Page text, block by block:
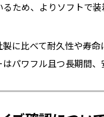
ため、よりソフトで
に比べて耐久性や寿
パワフル且つ長期間、